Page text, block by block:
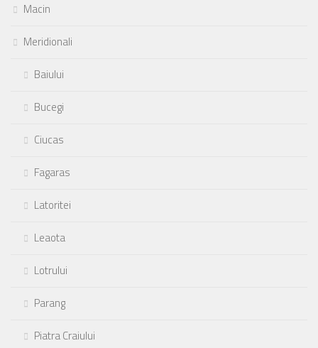
Macin
Meridionali
Baiului
Bucegi
Ciucas
Fagaras
Latoritei
Leaota
Lotrului
Parang
Piatra Craiului